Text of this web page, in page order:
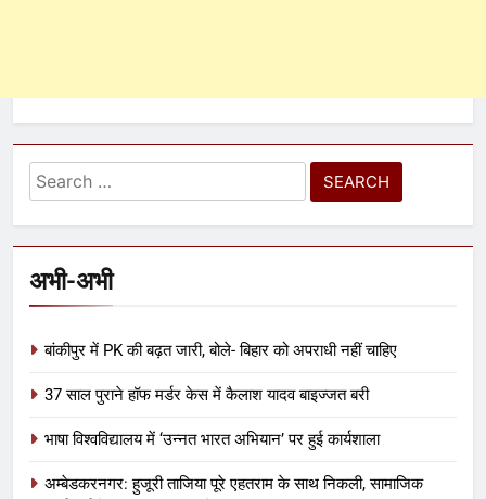
अभी-अभी
बांकीपुर में PK की बढ़त जारी, बोले- बिहार को अपराधी नहीं चाहिए
37 साल पुराने हॉफ मर्डर केस में कैलाश यादव बाइज्जत बरी
भाषा विश्वविद्यालय में ‘उन्नत भारत अभियान’ पर हुई कार्यशाला
अम्बेडकरनगर: हुजूरी ताजिया पूरे एहतराम के साथ निकली, सामाजिक